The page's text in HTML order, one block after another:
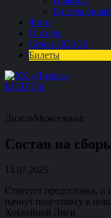
Билеты
Фото
О клубе
Сезон 2025/26
Билеты
БИЛЕТЫ
ДизельМежсезонье
Состав на
14.07.2025
Стартует предсезонка,
начнут подготовку к
Хоккейной Лиги.